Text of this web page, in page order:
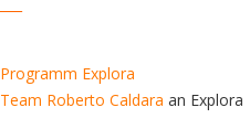
Programm Explora
Team Roberto Caldara an Explora